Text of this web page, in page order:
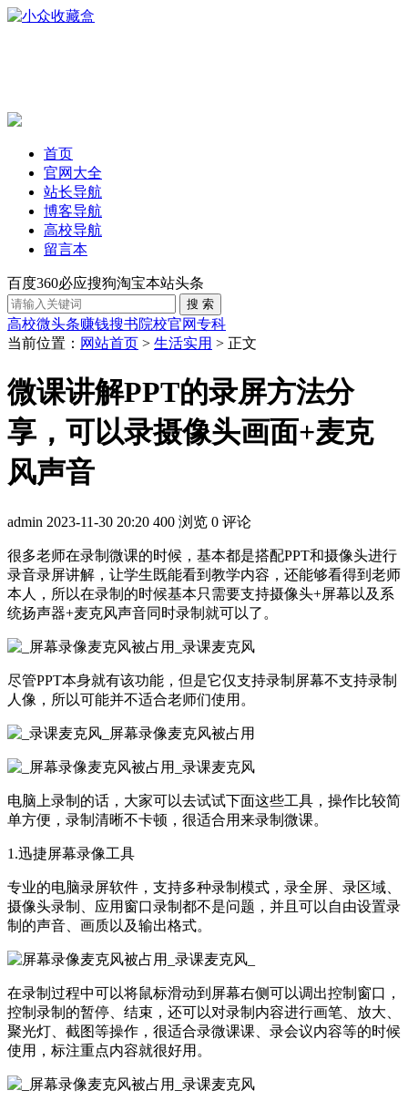
首页
官网大全
站长导航
博客导航
高校导航
留言本
百度360必应搜狗淘宝本站头条
高校微头条赚钱搜书院校官网专科
当前位置： 网站首页 > 生活实用 > 正文
微课讲解PPT的录屏方法分
享，可以录摄像头画面+麦克
风声音
admin 2023-11-30 20:20 400 浏览 0 评论
很多老师在录制微课的时候，基本都是搭配PPT和摄像头进行
录音录屏讲解，让学生既能看到教学内容，还能够看得到老师
本人，所以在录制的时候基本只需要支持摄像头+屏幕以及系
统扬声器+麦克风声音同时录制就可以了。
尽管PPT本身就有该功能，但是它仅支持录制屏幕不支持录制
人像，所以可能并不适合老师们使用。
电脑上录制的话，大家可以去试试下面这些工具，操作比较简
单方便，录制清晰不卡顿，很适合用来录制微课。
1.迅捷屏幕录像工具
专业的电脑录屏软件，支持多种录制模式，录全屏、录区域、
摄像头录制、应用窗口录制都不是问题，并且可以自由设置录
制的声音、画质以及输出格式。
在录制过程中可以将鼠标滑动到屏幕右侧可以调出控制窗口，
控制录制的暂停、结束，还可以对录制内容进行画笔、放大、
聚光灯、截图等操作，很适合录微课课、录会议内容等的时候
使用，标注重点内容就很好用。